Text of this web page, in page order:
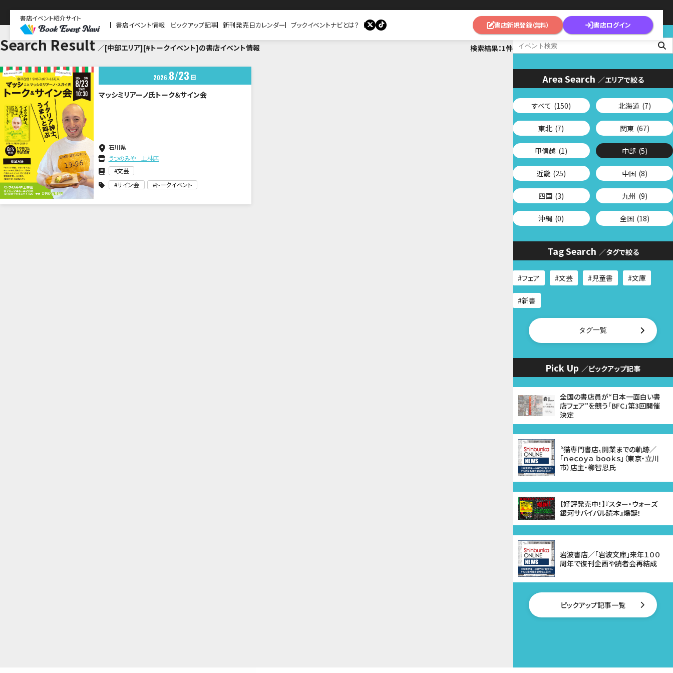
書店イベント紹介サイト
書店イベント情報 ピックアップ記事 新刊発売日カレンダー ブックイベントナビとは？ 書店新規登録（無料） 書店ログイン
Search Result ／[中部エリア][#トークイベント]の書店イベント情報 検索結果：1件
2026 8 23 日
マッシミリアーノ氏トーク＆サイン会
石川県
うつのみや 上林店
文芸
サイン会
トークイベント
Area Search ／エリアで絞る
すべて (150) 北海道 (7)
東北 (7) 関東 (67)
甲信越 (1) 中部 (5)
近畿 (25) 中国 (8)
四国 (3) 九州 (9)
沖縄 (0) 全国 (18)
Tag Search ／タグで絞る
フェア 文芸 児童書 文庫
新書
タグ一覧
Pick Up ／ピックアップ記事
全国の書店員が“日本一面白い書
店フェア”を競う「BFC」第3回開催
決定
〝猫専門書店〟開業までの軌跡／
「ｎｅｃｏｙａ ｂｏｏｋｓ」（東京・立川
市）店主・柳智恩氏
【好評発売中！】『スター・ウォーズ
銀河サバイバル読本』爆誕！
岩波書店／「岩波文庫」来年１００
周年で復刊企画や読者会再結成
ピックアップ記事一覧